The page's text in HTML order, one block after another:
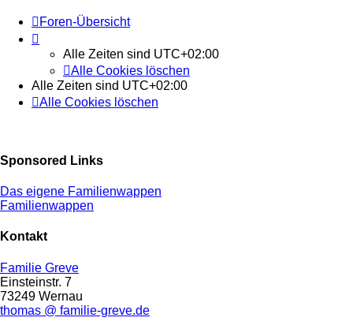
Foren-Übersicht
Alle Zeiten sind UTC+02:00
Alle Cookies löschen
Alle Zeiten sind UTC+02:00
Alle Cookies löschen
Sponsored Links
Das eigene Familienwappen
Familienwappen
Kontakt
Familie Greve
Einsteinstr. 7
73249 Wernau
thomas @ familie-greve.de